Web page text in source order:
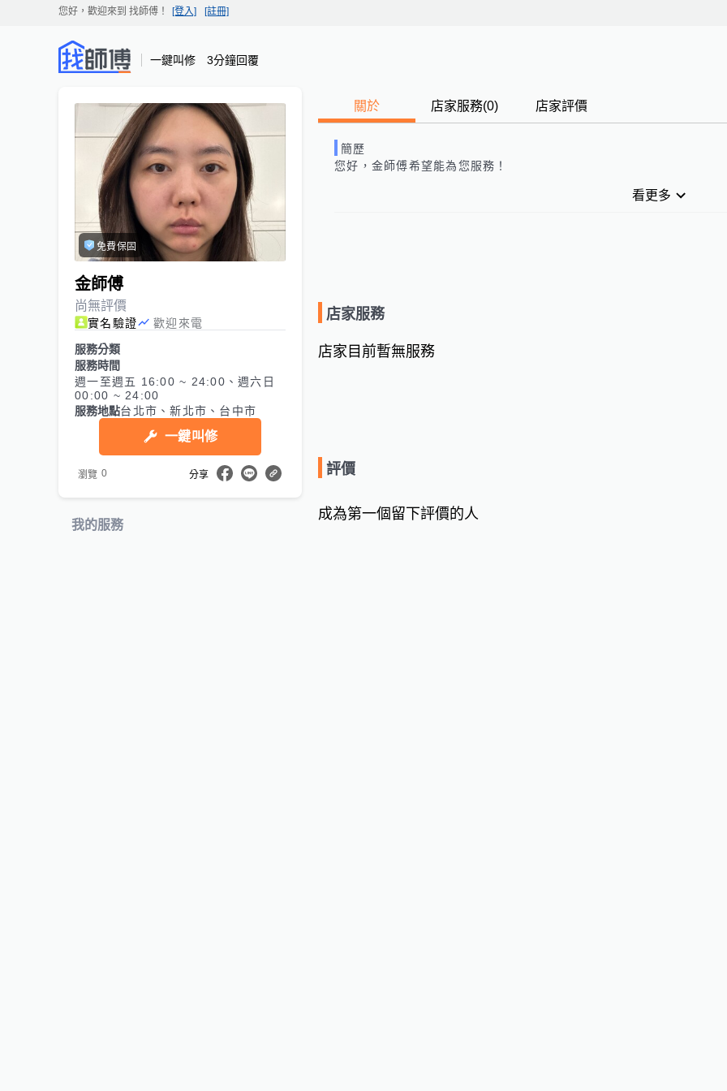
您好，歡迎來到 找師傅 ！ [登入] [註冊]
一鍵叫修 3分鐘回覆
免費保固
金師傅
尚無評價
實名驗證
歡迎來電
服務分類
服務時間
週一至週五 16:00 ~ 24:00、週六日
00:00 ~ 24:00
服務地點台北市、新北市、台中市
一鍵叫修
瀏覽 0 分享
我的服務
關於 店家服務(0) 店家評價
簡歷
您好， 金師傅希望能為您服務！
看更多
店家服務
店家目前暫無服務
評價
成為第一個留下評價的人